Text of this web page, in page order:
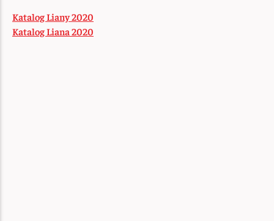
Katalog Liany 2020
Katalog Liana 2020